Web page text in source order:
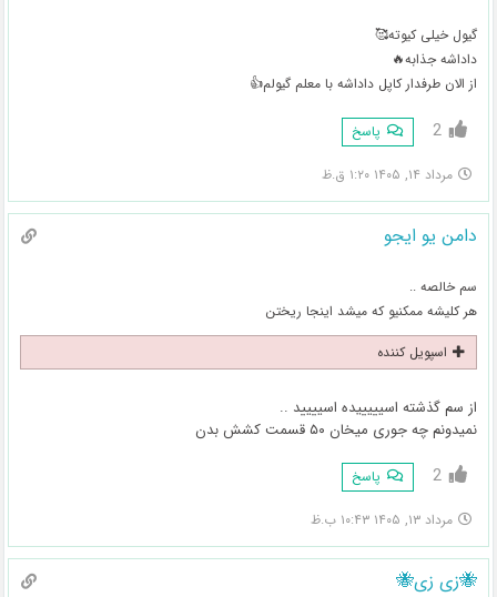
گیول خیلی کیوته🥰
داداشه جذابه🔥
از الان طرفدار کاپل داداشه با معلم گیولم👍
2 پاسخ
مرداد ۱۴, ۱۴۰۵ ۱:۲۰ ق.ظ
دامن یو ایجو
سم خالصه ..
هر کلیشه ممکنیو که میشد اینجا ریختن
اسپویل کننده
از سم گذشته اسیییییده اسیییید ..
نمیدونم چه جوری میخان ۵۰ قسمت کشش بدن
2 پاسخ
مرداد ۱۳, ۱۴۰۵ ۱۰:۴۳ ب.ظ
🐝زی زی🐝